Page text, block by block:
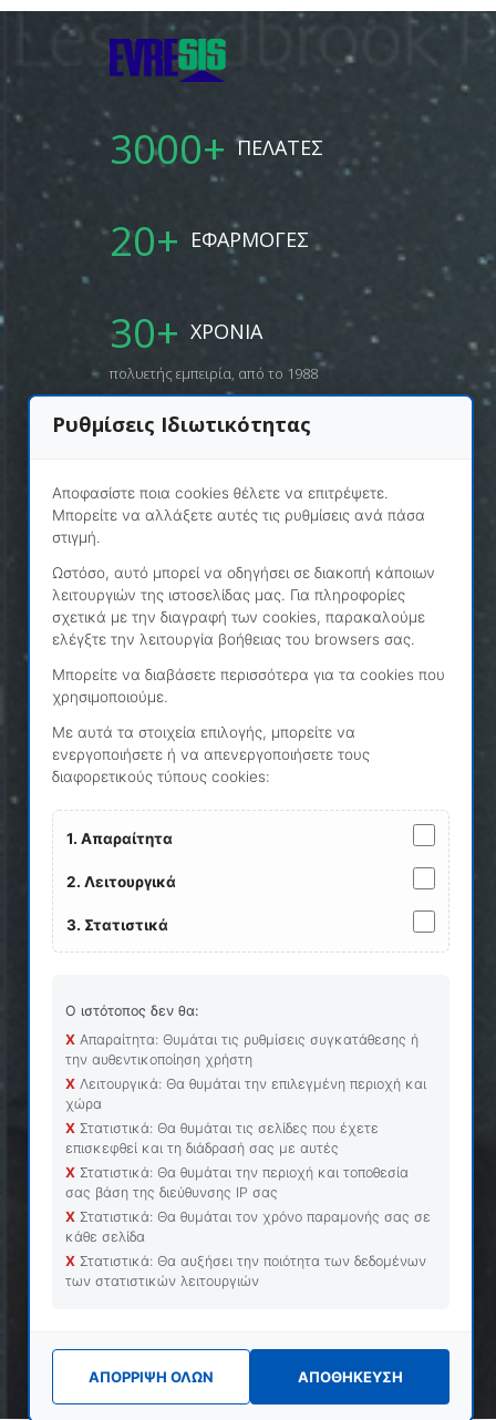
3000+ ΠΕΛΑΤΕΣ
20+ ΕΦΑΡΜΟΓΕΣ
30+ ΧΡΟΝΙΑ
πολυετής εμπειρία, από το 1988
Γ.Γ.Π.Σ - ICISnet
SEED - Excise Authorisation Verification
ΑΙΤΗΣΗ ΕΓΓΡΑΦΗΣ - ΚΟΜΒΟΣ
ΔΙΑΣΥΝΔΕΣΗΣ ΣΕΘ
PARKING ΕΞΑΓΩΓΩΝ ΤΟΥ Ο.Λ.Θ.
ΠΟΛΙΤΙΚΗ ΑΣΦΑΛΕΙΑΣ & ΑΠΟΡΡΗΤΟΥ
Οροι χρήσης της ιστοσελίδας
Ρυθμίσεις Cookies / Αλλαγή Επιλογών
ΤΕΛΕΥΤΑΙΑ ΝΕΑ
ΠΑΡΟΧΟ
09 ΙΟΥΛΊΟΥ 2026
Οδηγίες για Εξουσιοδοτήσεις POUS
17 ΔΕΚΕΜΒΡΊΟΥ 2025
ΑΥΤΟΜΑΤΟΠΟΙΗΜΕΝΟ ΣΥΣΤΗΜΑ ΕΞΑΓΩΓΗΣ
(AES)
02 ΔΕΚΕΜΒΡΊΟΥ 2025
ΕΝΑΡΞΗ NCTS–P5
13 ΙΑΝΟΥΑΡΊΟΥ 2025
ΔΙΑΣΥΝΔΕΣΗΣ ΣΕΘ
29 ΟΚΤΩΒΡΊΟΥ 2024
Ρυθμίσεις Ιδιωτικότητας
Αποφασίστε ποια cookies θέλετε να επιτρέψετε.
Μπορείτε να αλλάξετε αυτές τις ρυθμίσεις ανά πάσα
στιγμή.
Ωστόσο, αυτό μπορεί να οδηγήσει σε διακοπή κάποιων
λειτουργιών της ιστοσελίδας μας. Για πληροφορίες
σχετικά με την διαγραφή των cookies, παρακαλούμε
ελέγξτε την λειτουργία βοήθειας του browsers σας.
Μπορείτε να διαβάσετε περισσότερα για τα cookies που
χρησιμοποιούμε.
Με αυτά τα στοιχεία επιλογής, μπορείτε να
ενεργοποιήσετε ή να απενεργοποιήσετε τους
διαφορετικούς τύπους cookies:
1. Απαραίτητα
2. Λειτουργικά
3. Στατιστικά
Ο ιστότοπος δεν θα:
ΧΑπαραίτητα: Θυμάται τις ρυθμίσεις συγκατάθεσης ή
την αυθεντικοποίηση χρήστη
ΧΛειτουργικά: Θα θυμάται την επιλεγμένη περιοχή και
χώρα
ΧΣτατιστικά: Θα θυμάται τις σελίδες που έχετε
επισκεφθεί και τη διάδρασή σας με αυτές
ΧΣτατιστικά: Θα θυμάται την περιοχή και τοποθεσία
σας βάση της διεύθυνσης ΙΡ σας
ΧΣτατιστικά: Θα θυμάται τον χρόνο παραμονής σας σε
κάθε σελίδα
ΧΣτατιστικά: Θα αυξήσει την ποιότητα των δεδομένων
των στατιστικών λειτουργιών
ΑΠΟΡΡΙΨΗ ΟΛΩΝ ΑΠΟΘΗΚΕΥΣΗ